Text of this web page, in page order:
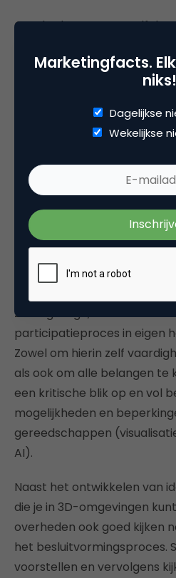
Overheden moeten zelf de
softwarebedrijven, die
technologische
Participatietrajecten zijn
begeleiding van de
participatietraject is een
tussen burger en overheid
fasen technologie
en niet een software-
Stel hoge kwaliteit van
centraal
Zoals gezegd, de overheid
participatieproces in eigen
Zowel om hierin zelf
als ook om alle belangen te
een kritische blik op en vol
mogelijkheden en
gereedschappen
AI).
Naast het ontwikkelen van
die je in 3D-omgevingen
overheden ook goed kijken
het besluitvormingsproces.
voorstellen en vervolgens
Marketingfacts.
niks!
Dagelijkse
Wekelijkse